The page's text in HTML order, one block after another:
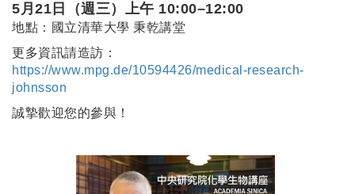
5月21日（週三）上午 10:00–12:00
地點：國立清華大學 秉乾講堂
更多資訊請造訪：
https://www.mpg.de/10594426/medical-research-
johnsson
誠摯歡迎您的參與！